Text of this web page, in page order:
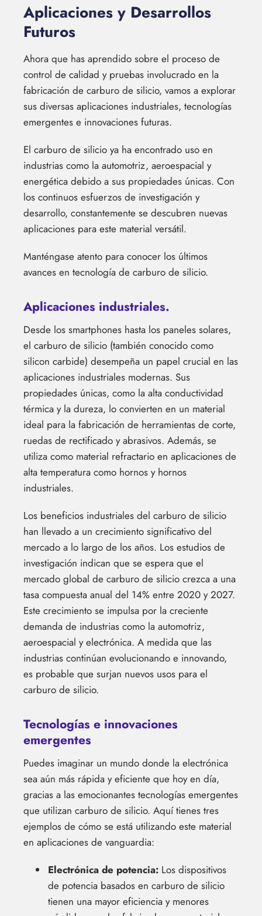
Aplicaciones y Desarrollos
Futuros
Ahora que has aprendido sobre el proceso de
control de calidad y pruebas involucrado en la
fabricación de carburo de silicio, vamos a explorar
sus diversas aplicaciones industriales, tecnologías
emergentes e innovaciones futuras.
El carburo de silicio ya ha encontrado uso en
industrias como la automotriz, aeroespacial y
energética debido a sus propiedades únicas. Con
los continuos esfuerzos de investigación y
desarrollo, constantemente se descubren nuevas
aplicaciones para este material versátil.
Manténgase atento para conocer los últimos
avances en tecnología de carburo de silicio.
Aplicaciones industriales.
Desde los smartphones hasta los paneles solares,
el carburo de silicio (también conocido como
silicon carbide) desempeña un papel crucial en las
aplicaciones industriales modernas. Sus
propiedades únicas, como la alta conductividad
térmica y la dureza, lo convierten en un material
ideal para la fabricación de herramientas de corte,
ruedas de rectificado y abrasivos. Además, se
utiliza como material refractario en aplicaciones de
alta temperatura como hornos y hornos
industriales.
Los beneficios industriales del carburo de silicio
han llevado a un crecimiento significativo del
mercado a lo largo de los años. Los estudios de
investigación indican que se espera que el
mercado global de carburo de silicio crezca a una
tasa compuesta anual del 14% entre 2020 y 2027.
Este crecimiento se impulsa por la creciente
demanda de industrias como la automotriz,
aeroespacial y electrónica. A medida que las
industrias continúan evolucionando e innovando,
es probable que surjan nuevos usos para el
carburo de silicio.
Tecnologías e innovaciones
emergentes
Puedes imaginar un mundo donde la electrónica
sea aún más rápida y eficiente que hoy en día,
gracias a las emocionantes tecnologías emergentes
que utilizan carburo de silicio. Aquí tienes tres
ejemplos de cómo se está utilizando este material
en aplicaciones de vanguardia:
Electrónica de potencia: Los dispositivos
de potencia basados en carburo de silicio
tienen una mayor eficiencia y menores